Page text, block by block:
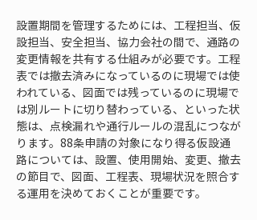
設置期間を管理するためには、工程担当、仮
設担当、安全担当、協力会社の間で、通路の
変更情報を共有する仕組みが必要です。工程
表では撤去済みになっているのに現場では使
われている、図面では残っているのに現場で
は別ルートに切り替わっている、といった状
態は、点検漏れや通行ルールの混乱につなが
ります。88条申請の対象になり得る仮設通
路については、設置、使用開始、変更、撤去
の節目で、図面、工程表、現場状況を照合す
る運用を決めておくことが重要です。